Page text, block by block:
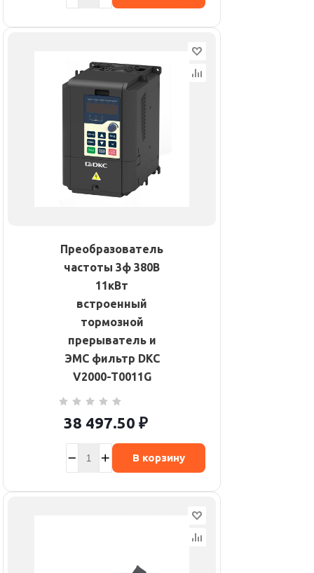
Преобразователь
частоты 3ф 380В
11кВт
встроенный
тормозной
прерыватель и
ЭМС фильтр DKC
V2000-T0011G
38 497.50 ₽
В корзину